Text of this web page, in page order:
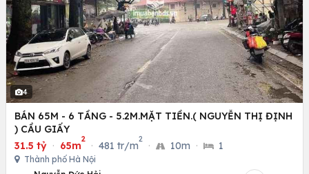
4
BÁN 65M - 6 TẦNG - 5.2M.MẶT TIỀN.( NGUYỄN THỊ ĐỊNH
) CẦU GIẤY
31.5 tỷ · 65m
2
· 481 tr/m
2
· 10m · 1
Thành phố Hà Nội